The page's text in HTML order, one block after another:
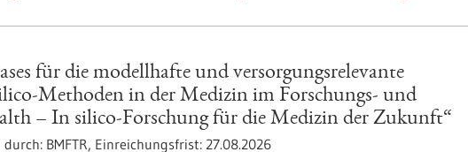
für die modellhafte und versorgungsrelevante
Methoden in der Medizin im Forschungs- und
– In silico-Forschung für die Medizin der Zukunft“
durch: BMFTR, Einreichungsfrist: 27.08.2026